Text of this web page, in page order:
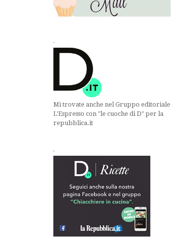
.
Mi trovate anche nel Gruppo editoriale
L'Espresso con "le cuoche di D" per la
repubblica.it
.